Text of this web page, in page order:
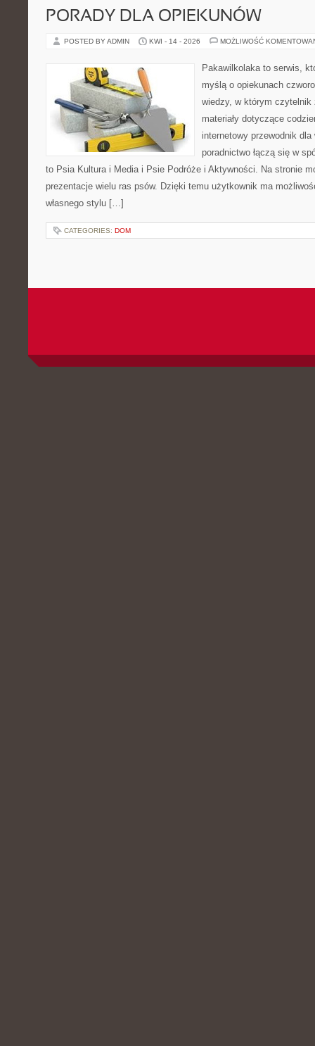
PORADY DLA OPIEKUNÓW
POSTED BY ADMIN KWI - 14 - 2026 MOŻLIWOŚĆ
Pakawilkolaka to serwis,
myślą o opiekunach
wiedzy, w którym czytelnik
materiały dotyczące
internetowy przewodnik
poradnictwo łączą się w
to Psia Kultura i Media i Psie Podróże i Aktywności. Na stronie
prezentacje wielu ras psów. Dzięki temu użytkownik ma
własnego stylu […]
CATEGORIES: DOM